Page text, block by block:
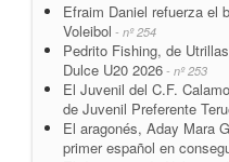
Efraim Daniel refuerza el
Voleibol - nº 254
Pedrito Fishing, de
Dulce U20 2026 - nº 253
El Juvenil del C.F.
de Juvenil Preferente
El aragonés, Aday Mara
primer español en